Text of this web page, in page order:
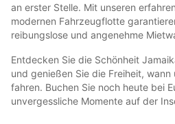
an erster Stelle. Mit unseren
modernen Fahrzeugflotte
reibungslose und angenehme
Entdecken Sie die Schönheit
und genießen Sie die Freiheit,
fahren. Buchen Sie noch heute bei
unvergessliche Momente auf der